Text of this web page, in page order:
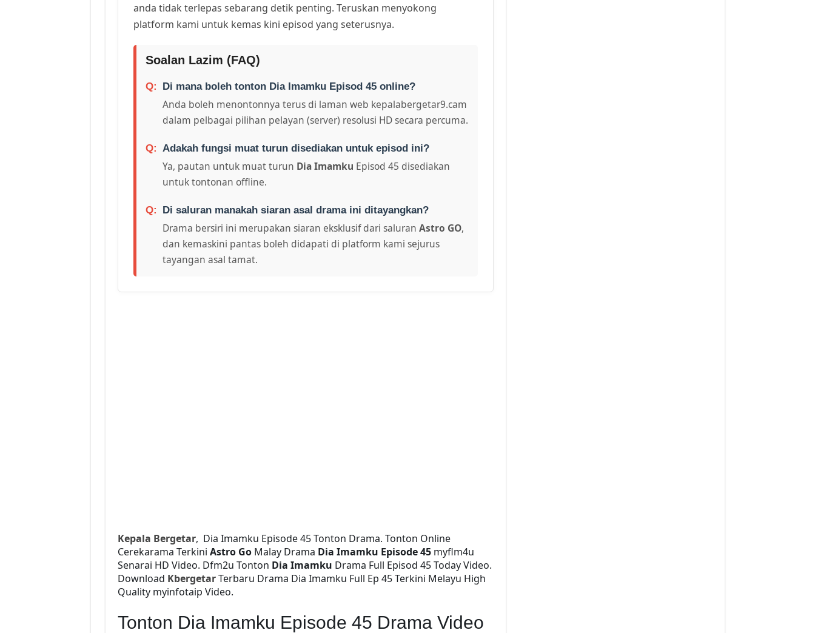
anda tidak terlepas sebarang detik penting. Teruskan menyokong
platform kami untuk kemas kini episod yang seterusnya.
Soalan Lazim (FAQ)
Di mana boleh tonton Dia Imamku Episod 45 online?
Anda boleh menontonnya terus di laman web kepalabergetar9.cam
dalam pelbagai pilihan pelayan (server) resolusi HD secara percuma.
Adakah fungsi muat turun disediakan untuk episod ini?
Ya, pautan untuk muat turun Dia Imamku Episod 45 disediakan
untuk tontonan offline.
Di saluran manakah siaran asal drama ini ditayangkan?
Drama bersiri ini merupakan siaran eksklusif dari saluran Astro GO,
dan kemaskini pantas boleh didapati di platform kami sejurus
tayangan asal tamat.
Kepala Bergetar, Dia Imamku Episode 45 Tonton Drama. Tonton Online
Cerekarama Terkini Astro GoMalay Drama Dia Imamku Episode 45 myflm4u
Senarai HD Video. Dfm2u Tonton Dia Imamku Drama Full Episod 45 Today Video.
Download KbergetarTerbaru Drama Dia Imamku Full Ep 45 Terkini Melayu High
Quality myinfotaip Video.
Tonton Dia Imamku Episode 45 Drama Video